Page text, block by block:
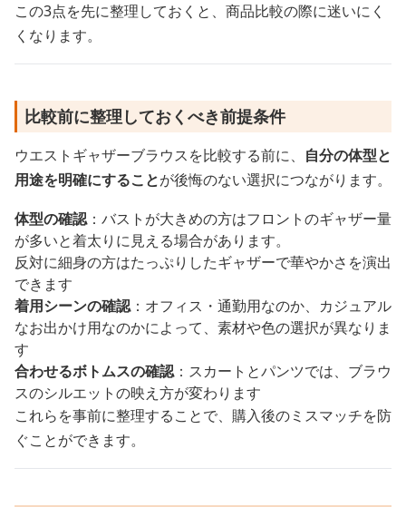
この3点を先に整理しておくと、商品比較の際に迷いにく
くなります。
比較前に整理しておくべき前提条件
ウエストギャザーブラウスを比較する前に、 自分の体型と
用途を明確にすることが後悔のない選択につながります。
体型の確認：バストが大きめの方はフロントのギャザー量
が多いと着太りに見える場合があります。
反対に細身の方はたっぷりしたギャザーで華やかさを演出
できます
着用シーンの確認：オフィス・通勤用なのか、カジュアル
なお出かけ用なのかによって、素材や色の選択が異なりま
す
合わせるボトムスの確認：スカートとパンツでは、ブラウ
スのシルエットの映え方が変わります
これらを事前に整理することで、購入後のミスマッチを防
ぐことができます。